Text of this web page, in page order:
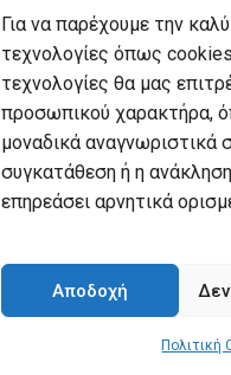
Για να παρέχουμε την
τεχνολογίες όπως
τεχνολογίες θα μας
προσωπικού χαρακτήρα,
μοναδικά αναγνωριστικά
συγκατάθεση ή η
επηρεάσει αρνητικά
Αποδοχή
Πολιτική
Πολιτική Cookies